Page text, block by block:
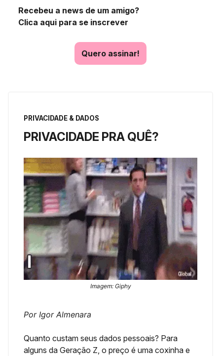
Recebeu a news de um amigo?
Clica aqui para se inscrever
Quero assinar!
PRIVACIDADE & DADOS
PRIVACIDADE PRA QUÊ?
Imagem: Giphy
Por Igor Almenara
Quanto custam seus dados pessoais? Para
alguns da Geração Z, o preço é uma coxinha e